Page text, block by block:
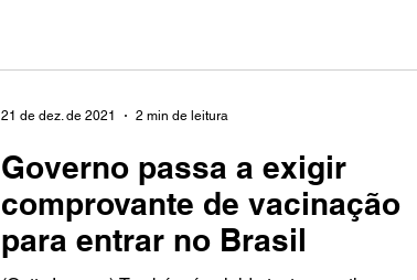
Governo passa a exigir
comprovante de vacinação
para entrar no Brasil
21 de dez. de 2021 2 min de leitura